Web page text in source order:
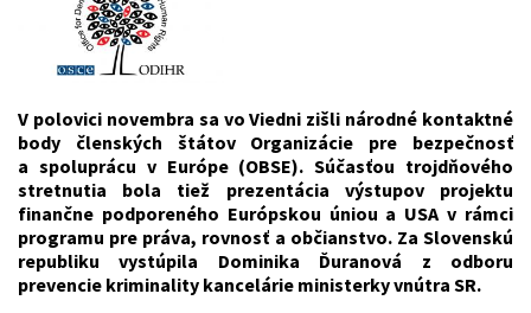
V polovici novembra sa vo Viedni zišli národné kontaktné
body členských štátov Organizácie pre bezpečnosť
a spoluprácu v Európe (OBSE). Súčasťou trojdňového
stretnutia bola tiež prezentácia výstupov projektu
finančne podporeného Európskou úniou a USA v rámci
programu pre práva, rovnosť a občianstvo. Za Slovenskú
republiku vystúpila Dominika Ďuranová z odboru
prevencie kriminality kancelárie ministerky vnútra SR.